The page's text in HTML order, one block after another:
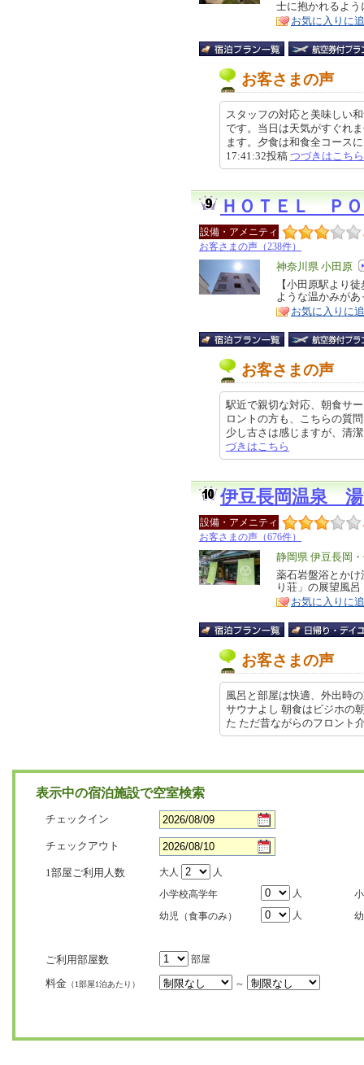
ア
徴
士に抱かれるよ
お気に入りに
お客さまの声
スタッフの対応と美味しい
です。当日は天気がすぐれ
ます。夕食は和食全コース
17:41:32投稿 つづきはこちら
ＨＯＴＥＬ Ｐ
設備・アメニティ
お客さまの声（238件）
エ
リ
ア
神奈川県 小田原
特
徴
【小田原駅より
ような温かみが
お気に入りに
お客さまの声
駅近で親切な対応、朝食サ
ロントの方も、こちらの質
少し古さは感じますが、清
づきはこちら
伊豆長岡温泉
設備・アメニティ
お客さまの声（676件）
エ
リ
ア
静岡県 伊豆長岡
特
徴
薬石岩盤浴とか
り荘」の展望風
お気に入りに
お客さまの声
風呂と部屋は快適、外出時
サウナよし 朝食はビジホの
た ただ昔ながらのフロン
表示中の宿泊施設で空室検索
チェックイン
チェックアウト
1部屋ご利用人数 大人
人
小学校高学年
人
幼児（食事のみ）
人
ご利用部屋数 部屋
料金 （1部屋1泊あたり） ～